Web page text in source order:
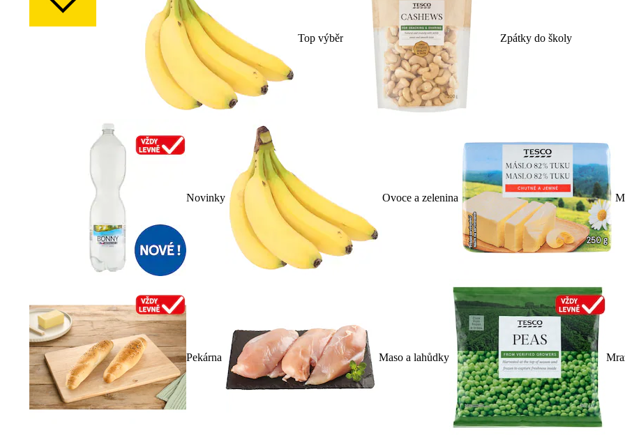
Top výběr Zpátky do školy
Novinky Ovoce a zelenina
Pekárna Maso a lahůdky